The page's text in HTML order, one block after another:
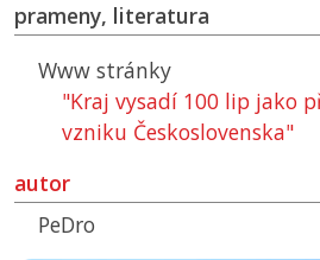
prameny, literatura
Www stránky
"Kraj vysadí 100 lip jako
vzniku Československa"
autor
PeDro